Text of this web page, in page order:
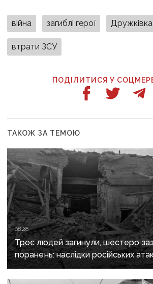
війна загиблі герої Дружківка
втрати ЗСУ
ПОДІЛИТИСЯ У
ТАКОЖ ЗА ТЕМОЮ
08:28
Троє людей загинули, шестеро
поранень: наслідки російських